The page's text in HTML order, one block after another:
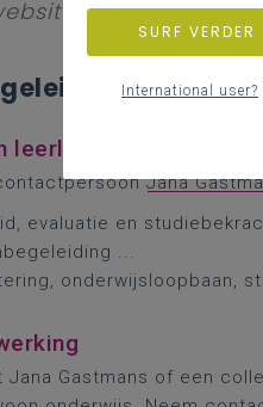
en andere
leerling of
Jana
evaluatie en
...
onderwijsloopbaan,
Gastmans of een
SURF VERDER
International user?